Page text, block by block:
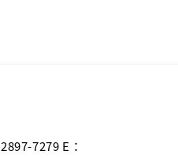
7279 E：